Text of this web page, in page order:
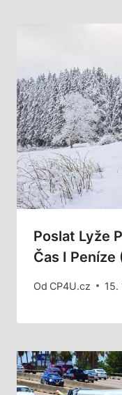
Poslat Lyže
Čas I Peníze
Od CP4U.cz 15.